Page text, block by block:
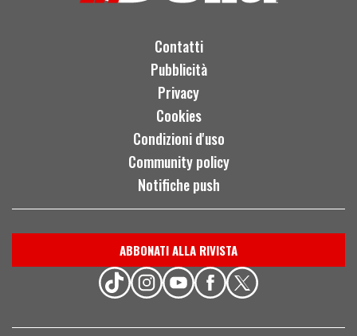
Contatti
Pubblicità
Privacy
Cookies
Condizioni d'uso
Community policy
Notifiche push
ABBONATI ALLA RIVISTA